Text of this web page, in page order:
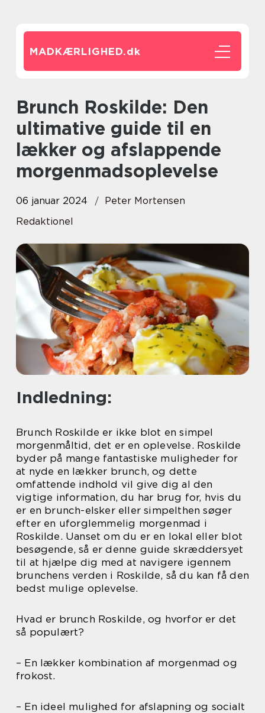
MADKÆRLIGHED.dk
Brunch Roskilde: Den
ultimative guide til en
lækker og afslappende
morgenmadsoplevelse
06 januar 2024
Peter Mortensen
Redaktionel
Indledning:
Brunch Roskilde er ikke blot en simpel
morgenmåltid, det er en oplevelse. Roskilde
byder på mange fantastiske muligheder for
at nyde en lækker brunch, og dette
omfattende indhold vil give dig al den
vigtige information, du har brug for, hvis du
er en brunch-elsker eller simpelthen søger
efter en uforglemmelig morgenmad i
Roskilde. Uanset om du er en lokal eller blot
besøgende, så er denne guide skræddersyet
til at hjælpe dig med at navigere igennem
brunchens verden i Roskilde, så du kan få den
bedst mulige oplevelse.
Hvad er brunch Roskilde, og hvorfor er det
så populært?
– En lækker kombination af morgenmad og
frokost.
– En ideel mulighed for afslapning og socialt